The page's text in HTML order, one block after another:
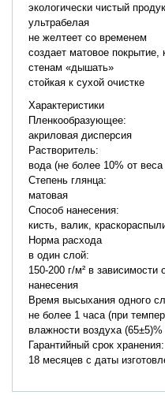
экологически чистый
ультрабелая
не желтеет со временем
создает матовое покрытие,
стенам «дышать»
стойкая к сухой очистке
Характеристики
Пленкообразующее:
акриловая дисперсия
Растворитель:
вода (не более 10% от веса
Степень глянца:
матовая
Способ нанесения:
кисть, валик,
Норма расхода
в один слой:
150-200 г/м² в зависимости
нанесения
Время высыхания одного
не более 1 часа (при
влажности воздуха (65±5)%
Гарантийный срок хранения:
18 месяцев с даты